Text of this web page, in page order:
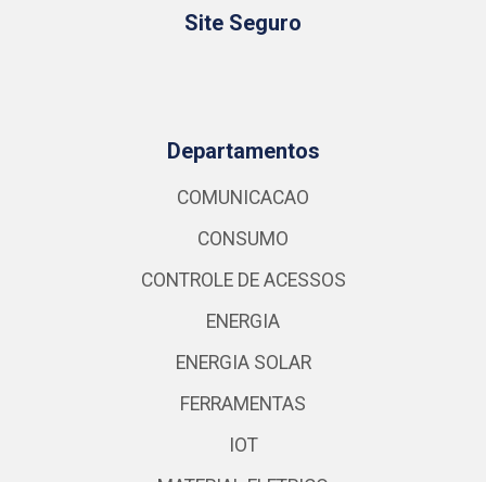
Site Seguro
Departamentos
COMUNICACAO
CONSUMO
CONTROLE DE ACESSOS
ENERGIA
ENERGIA SOLAR
FERRAMENTAS
IOT